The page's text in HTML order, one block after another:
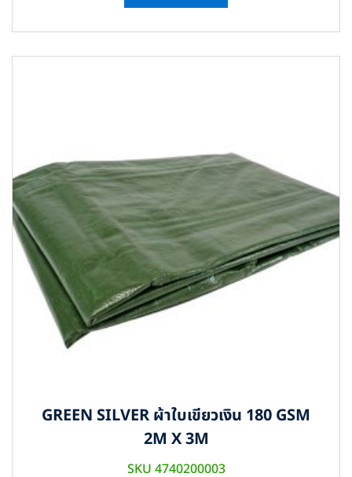
GREEN SILVER ผ้าใบเขียวเงิน 180 GSM
2M X 3M
SKU 4740200003